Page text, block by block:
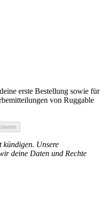
erste Bestellung sowie für
von Ruggable
kündigen. Unsere
deine Daten und Rechte